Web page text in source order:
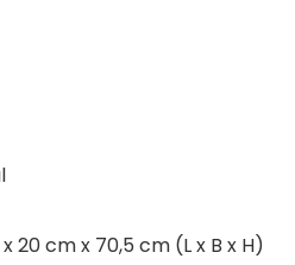
20 cm x 70,5 cm (L x B x H)